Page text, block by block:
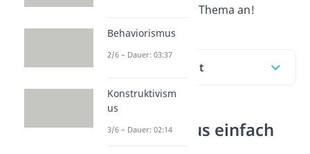
unser
zu dem Thema an!
Inhaltsübersicht
Behaviorismus einfach
Behaviorismus
2/6 – Dauer: 03:37
Konstruktivism
us
3/6 – Dauer: 02:14